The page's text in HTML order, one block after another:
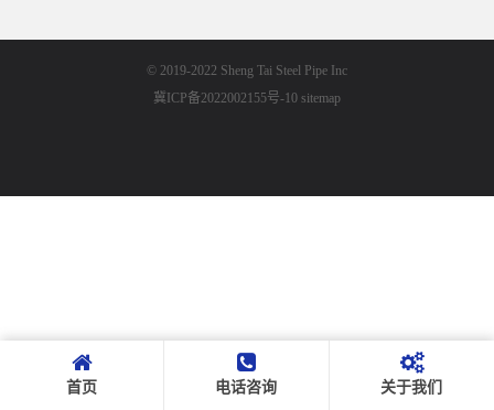
© 2019-2022 Sheng Tai Steel Pipe Inc
冀ICP备2022002155号-10 sitemap
首页 电话咨询 关于我们